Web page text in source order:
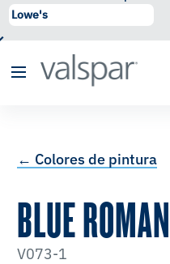
se ha
← Colores de pintura
BLUE
V073-1